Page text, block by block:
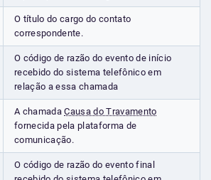
O título do cargo do contato
correspondente.
O código de razão do evento de início
recebido do sistema telefônico em
relação a essa chamada
A chamadaCausa do Travamento
fornecida pela plataforma de
comunicação.
O código de razão do evento final